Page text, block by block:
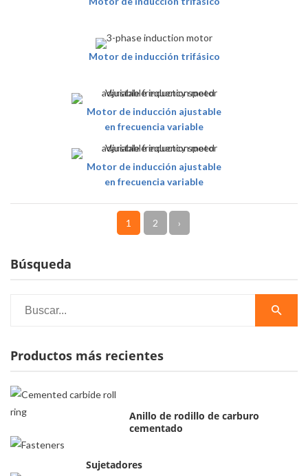
Búsqueda
Productos más recientes
Anillo de rodillo de carburo
cementado
Sujetadores
Motor de inducción trifásico
Motor de inducción ajustable
en frecuencia variable
Motor de inducción ajustable
en frecuencia variable
1 2 ›